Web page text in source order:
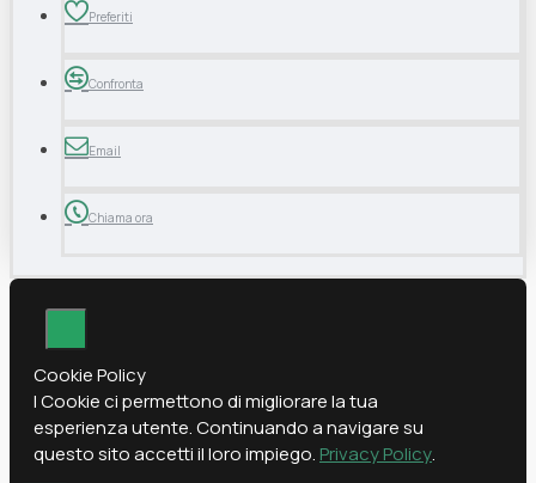
Preferiti
Confronta
Email
Chiama ora
Cookie Policy
I Cookie ci permettono di migliorare la tua
esperienza utente. Continuando a navigare su
questo sito accetti il loro impiego. Privacy Policy.